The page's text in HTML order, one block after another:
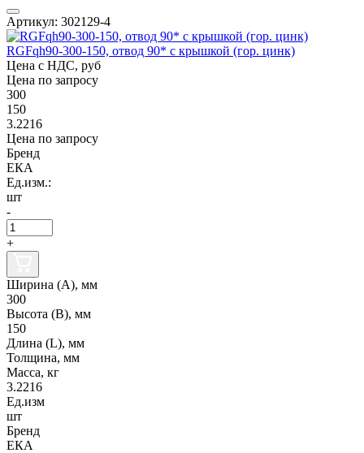
Артикул: 302129-4
RGFqh90-300-150, отвод 90* с крышкой (гор. цинк)
Цена с НДС, руб
Цена по запросу
300
150
3.2216
Цена по запросу
Бренд
ЕКА
Ед.изм.:
шт
-
+
Ширина (А), мм
300
Высота (В), мм
150
Длина (L), мм
Толщина, мм
Масса, кг
3.2216
Ед.изм
шт
Бренд
ЕКА